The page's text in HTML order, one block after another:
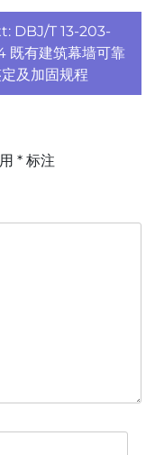
DBJ/T 13-203-
既有建筑幕墙可靠
及加固规程
* 标注